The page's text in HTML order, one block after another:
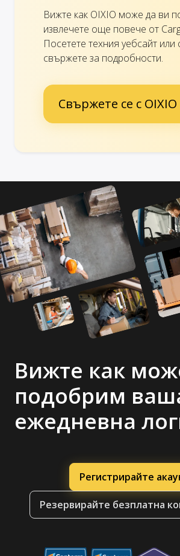
Вижте как OIXIO може да ви
извлечете още повече от
Посетете техния уебсайт или
свържете за подробности.
Свържете се с OIXIO
Вижте как
подобрим
ежедневна
Регистрирайте
Резервирайте безплатна